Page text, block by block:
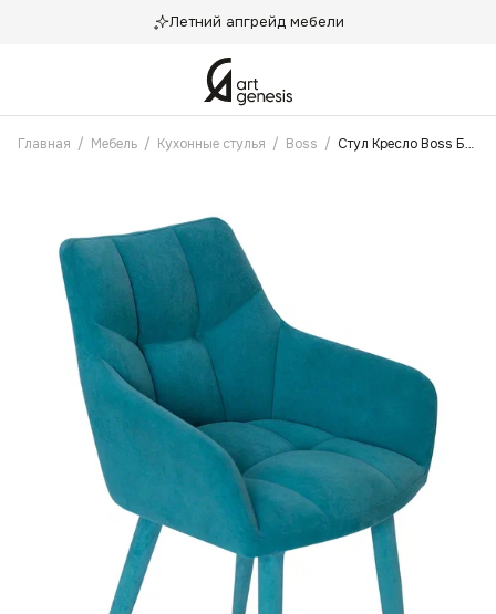
Летний апгрейд мебели
Главная / Мебель / Кухонные стулья / Boss / Стул Кресло Boss Бирюзовый Антикоготь